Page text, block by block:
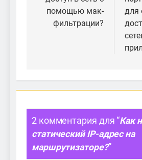
записям
помощью мак-
фильтрации?
для
2 комментария для “Как
статический IP-адрес на
маршрутизаторе?”